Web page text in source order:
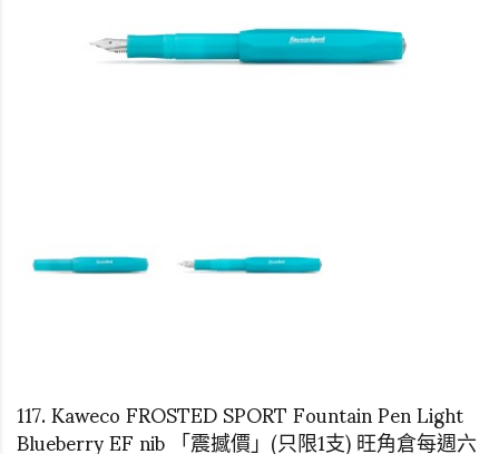
117. Kaweco FROSTED SPORT Fountain Pen Light
Blueberry EF nib 「震撼價」(只限1支) 旺角倉每週六